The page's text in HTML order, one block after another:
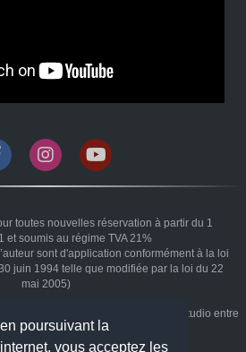
poursuivant la
vous acceptez les
toutes nouvelles réservation à partir du 1
et soumis au régime TVA 21%
sont d'application conformément à la loi
juin 1994 telle que modifiée par la loi du 22
mai 2005)
Photographie - Photographe de studio entre
et Namur à Braives.